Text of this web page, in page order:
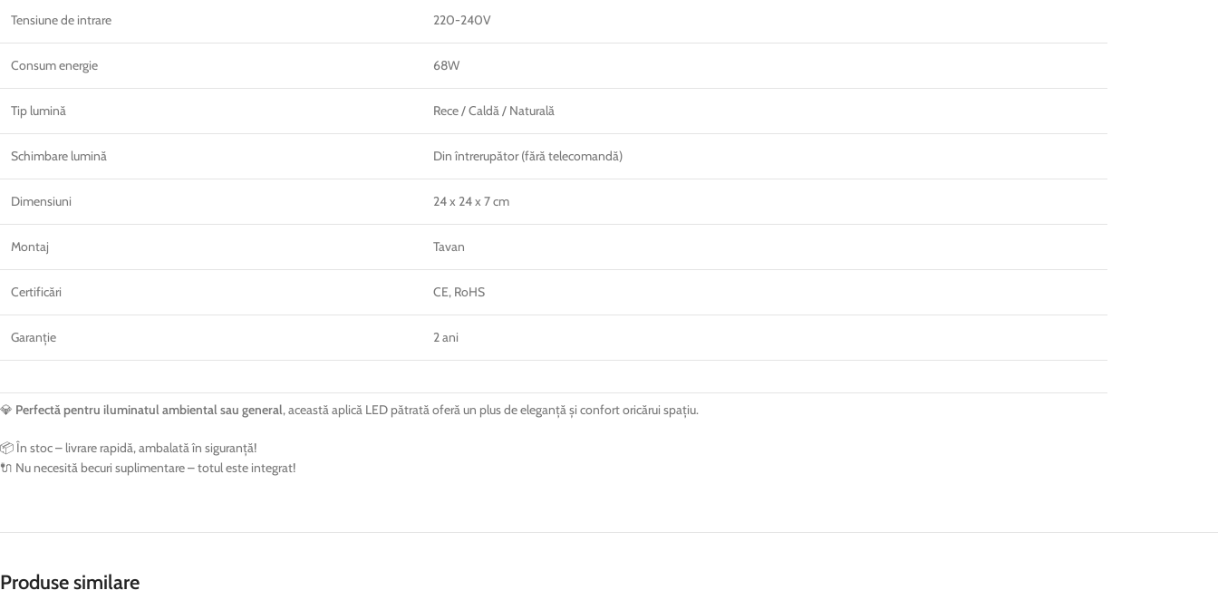
Tensiune de intrare 220-240V
Consum energie 68W
Tip lumină Rece / Caldă / Naturală
Schimbare lumină Din întrerupător (fără telecomandă)
Dimensiuni 24 x 24 x 7 cm
Montaj Tavan
Certificări CE, RoHS
Garanție 2 ani
💎 Perfectă pentru iluminatul ambiental sau general, această aplică LED pătrată oferă un plus de eleganță și confort oricărui spațiu.
📦 În stoc – livrare rapidă, ambalată în siguranță!
🔌 Nu necesită becuri suplimentare – totul este integrat!
Produse similare